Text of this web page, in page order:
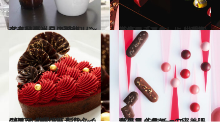
2020.1.17
スターバックスのバレンタインチョコ 新作ドリンクを発売当日に試飲
グルメ 2020.1.22
髙島屋「アムール・デュ・ショコラ」に 世界最高峰のチョコレートが集結
グルメ